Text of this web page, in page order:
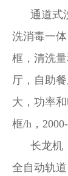
通道式洗
洗消毒一
框，清洗
厅，自助
大，功率
框/h，2000-
长龙机，
全自动轨